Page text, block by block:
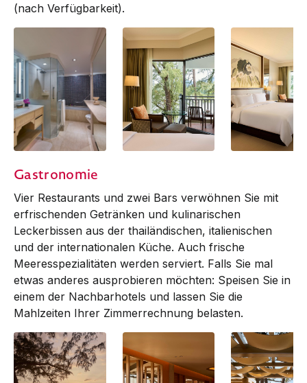
(nach Verfügbarkeit).
Bathroom
Gastronomie
Vier Restaurants und zwei Bars verwöhnen Sie mit
erfrischenden Getränken und kulinarischen
Lecker­bissen aus der thailändischen, italienischen
und der internationalen Küche. Auch frische
Meeresspezialitäten werden serviert. Falls Sie mal
etwas anderes ausprobieren möchten: Speisen Sie in
einem der Nachbarhotels und lassen Sie die
Mahl­zeiten Ihrer Zimmerrechnung belasten.